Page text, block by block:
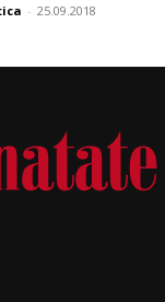
- 25.09.2018